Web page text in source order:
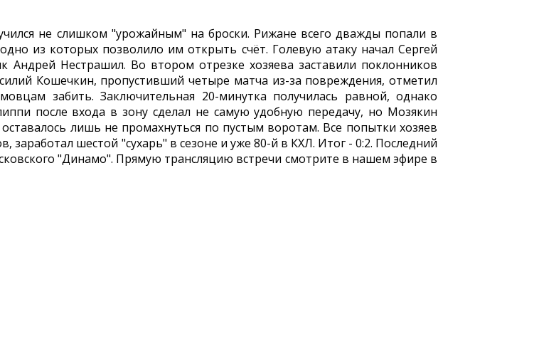
не слишком "урожайным" на броски. Рижане всего дважды попали в
из которых позволило им открыть счёт. Голевую атаку начал Сергей
Нестрашил. Во втором отрезке хозяева заставили поклонников
Кошечкин, пропустивший четыре матча из-за повреждения, отметил
забить. Заключительная 20-минутка получилась равной, однако
после входа в зону сделал не самую удобную передачу, но Мозякин
лишь не промахнуться по пустым воротам. Все попытки хозяев
заработал шестой "сухарь" в сезоне и уже 80-й в КХЛ. Итог - 0:2. Последний
"Динамо". Прямую трансляцию встречи смотрите в нашем эфире в